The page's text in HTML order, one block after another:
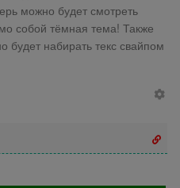
можно будет смотреть
собой тёмная тема! Также
будет набирать текс свайпом